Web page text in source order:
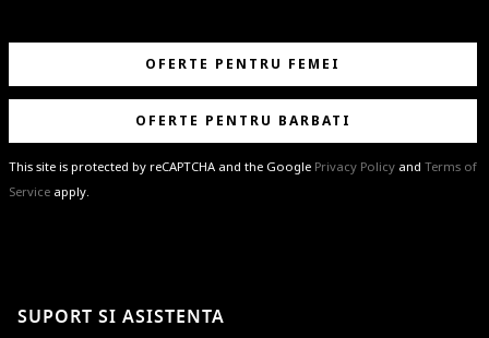
OFERTE PENTRU FEMEI
OFERTE PENTRU BARBATI
This site is protected by reCAPTCHA and the Google Privacy Policy and Terms of
Service apply.
ultimele tendinte in moda!
SUPORT SI ASISTENTA